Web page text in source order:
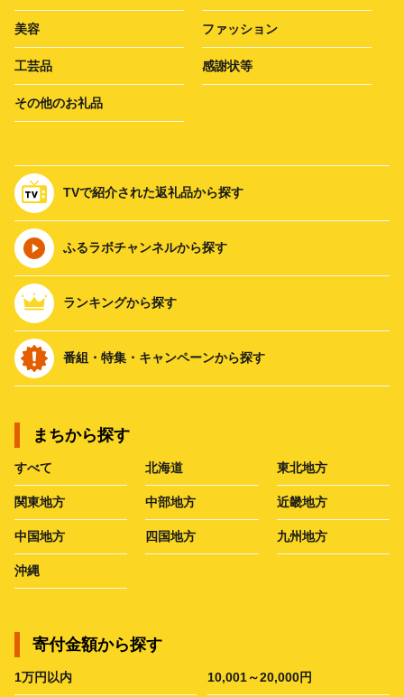
美容 ファッション
工芸品 感謝状等
その他のお礼品
TVで紹介された返礼品から探す
ふるラボチャンネルから探す
ランキングから探す
番組・特集・キャンペーンから探す
まちから探す
すべて 北海道 東北地方
関東地方 中部地方 近畿地方
中国地方 四国地方 九州地方
沖縄
寄付金額から探す
1万円以内 10,001～20,000円